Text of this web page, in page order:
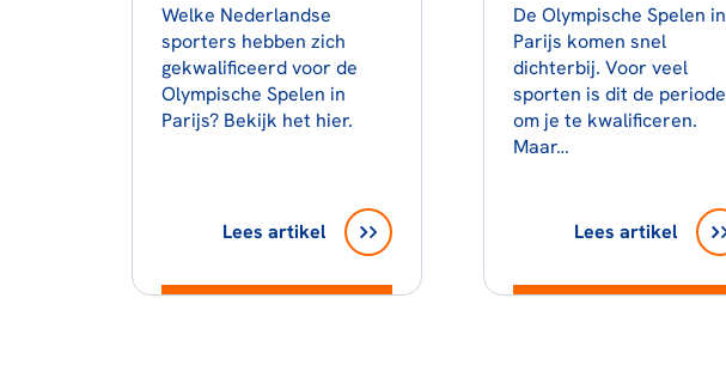
Welke Nederlandse
sporters hebben zich
gekwalificeerd voor de
Olympische Spelen in
Parijs? Bekijk het hier.
Lees artikel
De Olympische Spelen in
Parijs komen snel
dichterbij. Voor veel
sporten is dit de periode
om je te kwalificeren.
Maar…
Lees artikel